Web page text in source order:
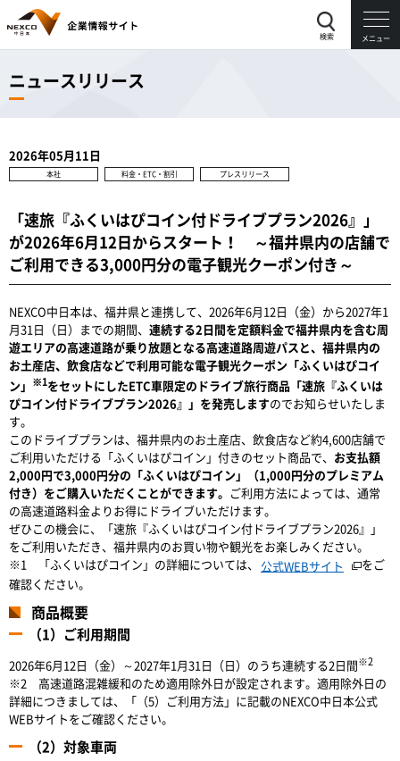
検索 メニュー
ニュースリリース
2026年05月11日
本社 料金・ETC・割引 プレスリリース
「速旅『ふくいはぴコイン付ドライブプラン2026』」
が2026年6月12日からスタート！ ～福井県内の店舗で
ご利用できる3,000円分の電子観光クーポン付き～
NEXCO中日本は、福井県と連携して、2026年6月12日（金）から2027年1
月31日（日）までの期間、 連続する2日間を定額料金で福井県内を含む周
遊エリアの高速道路が乗り放題となる高速道路周遊パスと、福井県内の
お土産店、飲食店などで利用可能な電子観光クーポン「ふくいはぴコイ
ン」 ※1をセットにしたETC車限定のドライブ旅行商品「速旅『ふくいは
ぴコイン付ドライブプラン2026』」を発売しますのでお知らせいたしま
す。
このドライブプランは、福井県内のお土産店、飲食店など約4,600店舗で
ご利用いただける「ふくいはぴコイン」付きのセット商品で、 お支払額
2,000円で3,000円分の「ふくいはぴコイン」（1,000円分のプレミアム
付き）をご購入いただくことができます。 ご利用方法によっては、通常
の高速道路料金よりお得にドライブいただけます。
ぜひこの機会に、「速旅『ふくいはぴコイン付ドライブプラン2026』」
をご利用いただき、福井県内のお買い物や観光をお楽しみください。
※1 「ふくいはぴコイン」の詳細については、
公式WEBサイト
をご
確認ください。
商品概要
（1）ご利用期間
2026年6月12日（金）～2027年1月31日（日）のうち連続する2日間※2
※2 高速道路混雑緩和のため適用除外日が設定されます。適用除外日の
詳細につきましては、「（5）ご利用方法」に記載のNEXCO中日本公式
WEBサイトをご確認ください。
（2）対象車両